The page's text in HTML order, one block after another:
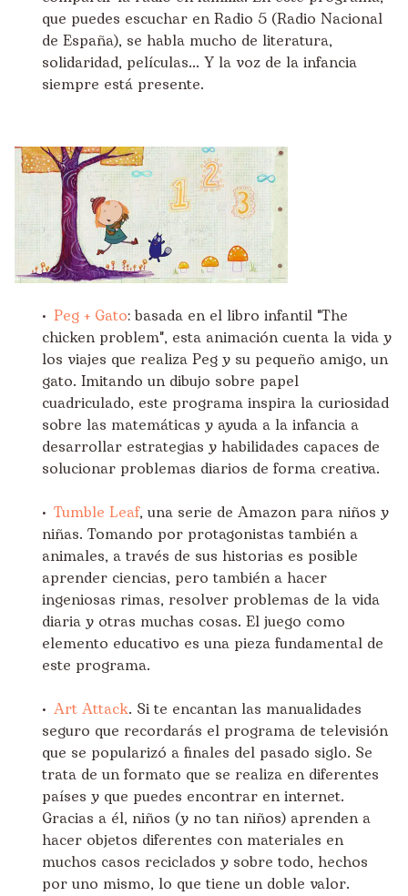
que puedes escuchar en Radio 5 (Radio Nacional
de España), se habla mucho de literatura,
solidaridad, películas... Y la voz de la infancia
siempre está presente.
• Peg + Gato: basada en el libro infantil "The
chicken problem", esta animación cuenta la vida y
los viajes que realiza Peg y su pequeño amigo, un
gato. Imitando un dibujo sobre papel
cuadriculado, este programa inspira la curiosidad
sobre las matemáticas y ayuda a la infancia a
desarrollar estrategias y habilidades capaces de
solucionar problemas diarios de forma creativa.
• Tumble Leaf, una serie de Amazon para niños y
niñas. Tomando por protagonistas también a
animales, a través de sus historias es posible
aprender ciencias, pero también a hacer
ingeniosas rimas, resolver problemas de la vida
diaria y otras muchas cosas. El juego como
elemento educativo es una pieza fundamental de
este programa.
• Art Attack. Si te encantan las manualidades
seguro que recordarás el programa de televisión
que se popularizó a finales del pasado siglo. Se
trata de un formato que se realiza en diferentes
países y que puedes encontrar en internet.
Gracias a él, niños (y no tan niños) aprenden a
hacer objetos diferentes con materiales en
muchos casos reciclados y sobre todo, hechos
por uno mismo, lo que tiene un doble valor.